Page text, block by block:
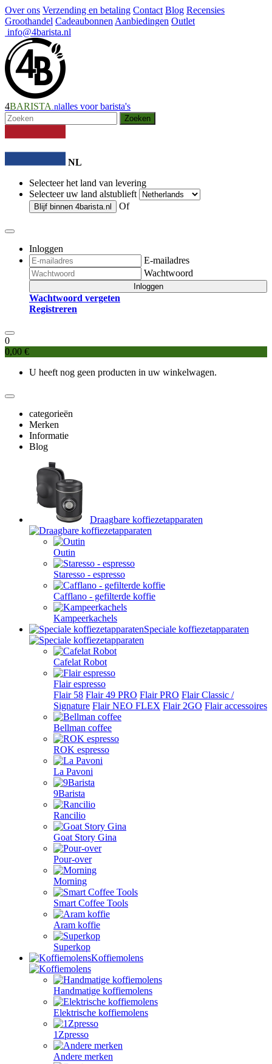
Over ons Verzending en betaling Contact Blog Recensies
Groothandel Cadeaubonnen Aanbiedingen Outlet
info@4barista.nl
4BARISTA .nlalles voor barista's
Zoeken
NL
Selecteer het land van levering
Selecteer uw land alstublieft
Blijf binnen 4barista.nl Of
Inloggen
E-mailadres
Wachtwoord
Inloggen
Wachtwoord vergeten
Registreren
0
0,00 €
U heeft nog geen producten in uw winkelwagen.
categorieën
Merken
Informatie
Blog
Draagbare koffiezetapparaten
Outin
Staresso - espresso
Cafflano - gefilterde koffie
Kampeerkachels
Speciale koffiezetapparaten
Cafelat Robot
Flair espresso
Flair 58 Flair 49 PRO Flair PRO Flair Classic /
Signature Flair NEO FLEX Flair 2GO Flair accessoires
Bellman coffee
ROK espresso
La Pavoni
9Barista
Rancilio
Goat Story Gina
Pour-over
Morning
Smart Coffee Tools
Aram koffie
Superkop
Koffiemolens
Handmatige koffiemolens
Elektrische koffiemolens
1Zpresso
Andere merken